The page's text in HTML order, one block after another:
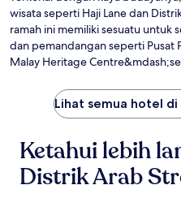
wisata seperti Haji Lane dan
ramah ini memiliki sesuatu untuk
dan pemandangan seperti Pusat
Malay Heritage
Lihat semua hotel
Ketahui lebih
Distrik Arab